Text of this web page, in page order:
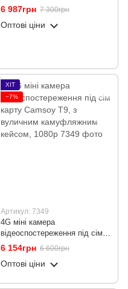
датчиком руху і нічним
підсвічуванням
6 987грн 7 300грн
Оптові ціни
ХІТ
−7%
Артикул: 7349
4G міні камера
відеоспостереження під сім
карту Camsoy T9, з вуличним
камуфляжним кейсом, 1080p
6 154грн 6 600грн
Оптові ціни